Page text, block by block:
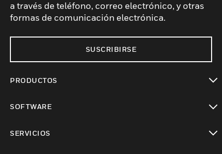
a través de teléfono, correo electrónico, y otras
formas de comunicación electrónica.
SUSCRIBIRSE
PRODUCTOS
SOFTWARE
SERVICIOS